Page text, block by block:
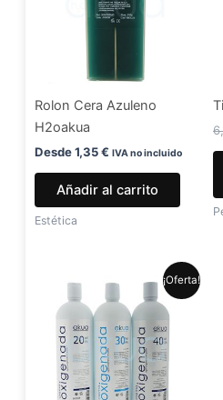
Rolon Cera Azuleno
H2oakua
Desde1,35€ IVA no incluido
Añadir al carrito
Estética
¡Oferta!
original
era:
5,99 €.
precio
actual
4,99 €.
Este